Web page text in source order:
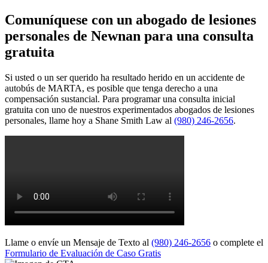
Comuníquese con un abogado de lesiones
personales de Newnan para una consulta
gratuita
Si usted o un ser querido ha resultado herido en un accidente de
autobús de MARTA, es posible que tenga derecho a una
compensación sustancial. Para programar una consulta inicial
gratuita con uno de nuestros experimentados abogados de lesiones
personales, llame hoy a Shane Smith Law al (980) 246-2656.
Llame o envíe un Mensaje de Texto al (980) 246-2656 o complete el
Formulario de Evaluación de Caso Gratis